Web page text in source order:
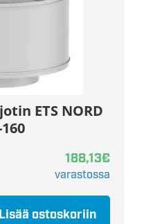
ETS NORD
188,13€
varastossa
Lisää ostoskoriin